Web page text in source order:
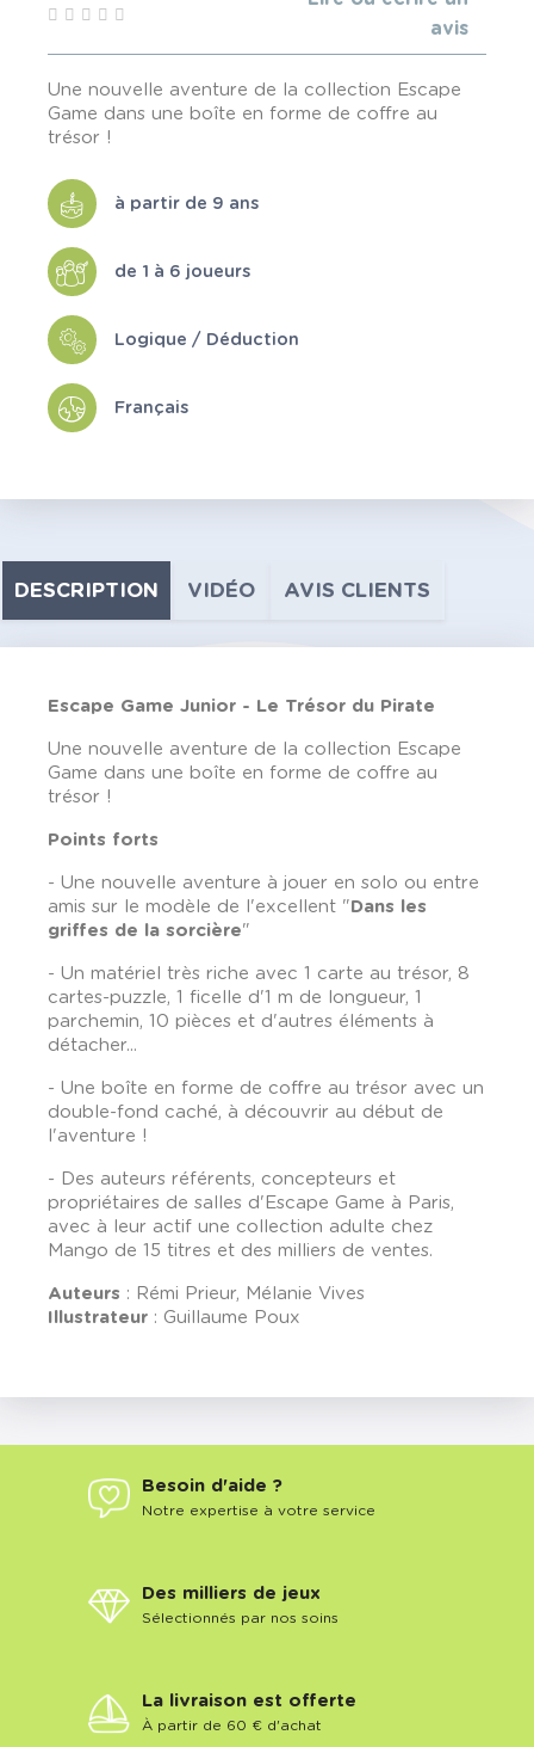
avis
Une nouvelle aventure de la collection Escape
Game dans une boîte en forme de coffre au
trésor !
à partir de 9 ans
de 1 à 6 joueurs
Logique / Déduction
Français
DESCRIPTION VIDÉO AVIS CLIENTS
Escape Game Junior - Le Trésor du Pirate
Une nouvelle aventure de la collection Escape
Game dans une boîte en forme de coffre au
trésor !
Points forts
- Une nouvelle aventure à jouer en solo ou entre
amis sur le modèle de l'excellent "Dans les
griffes de la sorcière"
- Un matériel très riche avec 1 carte au trésor, 8
cartes-puzzle, 1 ficelle d'1 m de longueur, 1
parchemin, 10 pièces et d'autres éléments à
détacher...
- Une boîte en forme de coffre au trésor avec un
double-fond caché, à découvrir au début de
l'aventure !
- Des auteurs référents, concepteurs et
propriétaires de salles d'Escape Game à Paris,
avec à leur actif une collection adulte chez
Mango de 15 titres et des milliers de ventes.
Auteurs : Rémi Prieur, Mélanie Vives
Illustrateur : Guillaume Poux
Besoin d'aide ?
Notre expertise à votre service
Des milliers de jeux
Sélectionnés par nos soins
La livraison est offerte
À partir de 60 € d'achat